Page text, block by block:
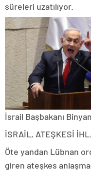
süreleri uzatılıyor.
İsrail Başbakanı
İSRAİL, ATEŞKESİ
Öte yandan Lübnan
giren ateşkes